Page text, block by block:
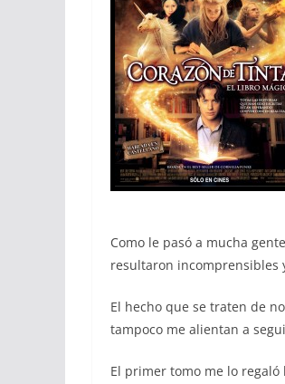
Como le pasó a mucha
resultaron incomprensibles
El hecho que se traten de
tampoco me alientan a
El primer tomo me lo